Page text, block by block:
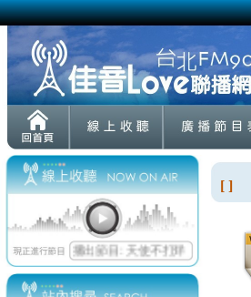
[ ]